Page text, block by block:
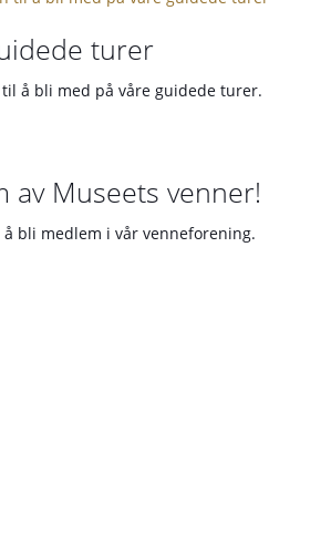
turer
å bli med på våre guidede turer.
av Museets venner!
bli medlem i vår venneforening.